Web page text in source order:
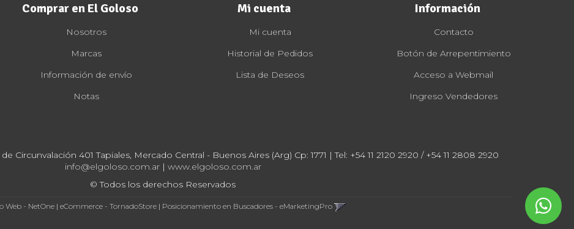
Comprar en El Goloso
Nosotros
Marcas
Información de envío
Notas
Mi cuenta
Mi cuenta
Historial de Pedidos
Lista de Deseos
Información
Contacto
Botón de Arrepentimiento
Acceso a Webmail
Ingreso Vendedores
Circunvalación 401 Tapiales, Mercado Central - Buenos Aires (Arg) Cp: 1771 | Tel: +54 11 2120 2920 / +54 11 2808 2920
info@elgoloso.com.ar| www.elgoloso.com.ar
© Todos los derechos Reservados
Web - NetOne| eCommerce - TornadoStore| Posicionamiento en Buscadores - eMarketingPro